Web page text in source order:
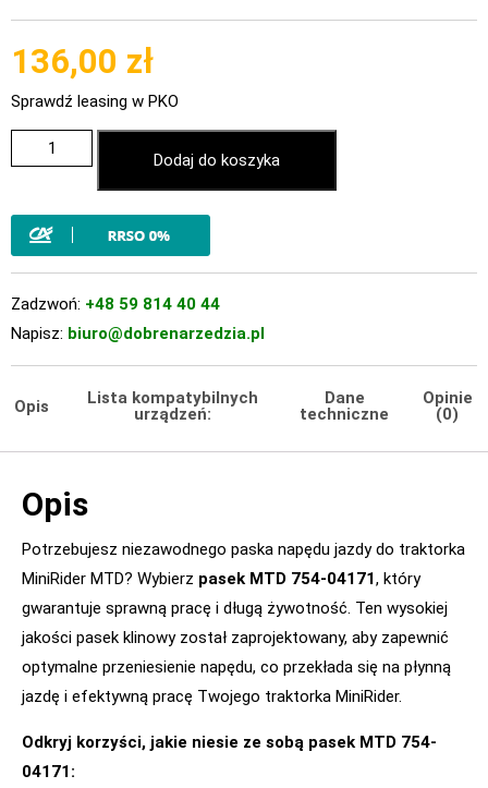
136,00 zł
Sprawdź leasing w PKO
Dodaj do koszyka
Zadzwoń: +48 59 814 40 44
Napisz: biuro@dobrenarzedzia.pl
Opis
Lista kompatybilnych
urządzeń:
Dane
techniczne
Opinie
(0)
Opis
Potrzebujesz niezawodnego paska napędu jazdy do traktorka
MiniRider MTD? Wybierz pasek MTD 754-04171, który
gwarantuje sprawną pracę i długą żywotność. Ten wysokiej
jakości pasek klinowy został zaprojektowany, aby zapewnić
optymalne przeniesienie napędu, co przekłada się na płynną
jazdę i efektywną pracę Twojego traktorka MiniRider.
Odkryj korzyści, jakie niesie ze sobą pasek MTD 754-
04171: